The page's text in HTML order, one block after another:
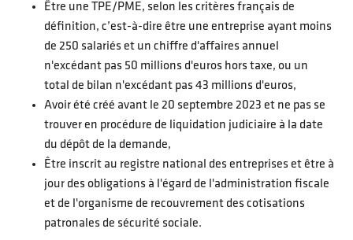
Être une TPE/PME, selon les critères français de
définition, c’est-à-dire être une entreprise ayant moins
de 250 salariés et un chiffre d'affaires annuel
n'excédant pas 50 millions d'euros hors taxe, ou un
total de bilan n'excédant pas 43 millions d'euros,
Avoir été créé avant le 20 septembre 2023 et ne pas se
trouver en procédure de liquidation judiciaire à la date
du dépôt de la demande,
Être inscrit au registre national des entreprises et être à
jour des obligations à l'égard de l'administration fiscale
et de l'organisme de recouvrement des cotisations
patronales de sécurité sociale.